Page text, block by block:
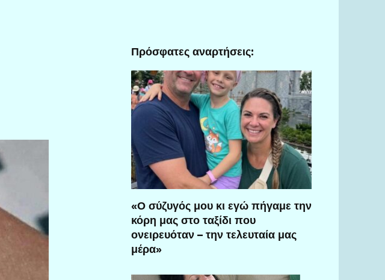
Πρόσφατες αναρτήσεις:
«Ο σύζυγός μου κι εγώ πήγαμε την
κόρη μας στο ταξίδι που
ονειρευόταν – την τελευταία μας
μέρα»